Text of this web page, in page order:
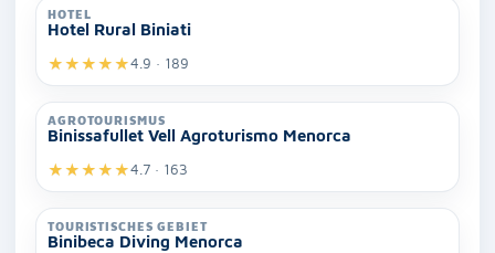
HOTEL
Hotel Rural Biniati
★★★★★4.9 · 189
AGROTOURISMUS
Binissafullet Vell Agroturismo Menorca
★★★★★4.7 · 163
TOURISTISCHES GEBIET
Binibeca Diving Menorca